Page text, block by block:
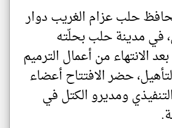
حلب عزام الغريب دوار
في مدينة حلب بحلّته
الانتهاء من أعمال الترميم
حضر الافتتاح أعضاء
ومديرو الكتل في